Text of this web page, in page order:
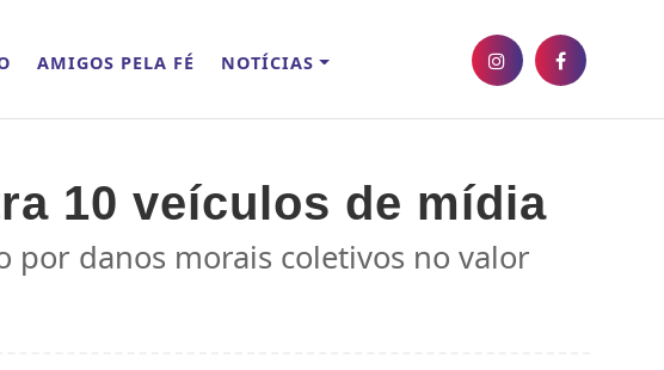
AMIGOS PELA FÉ NOTÍCIAS
10 veículos de mídia
por danos morais coletivos no valor